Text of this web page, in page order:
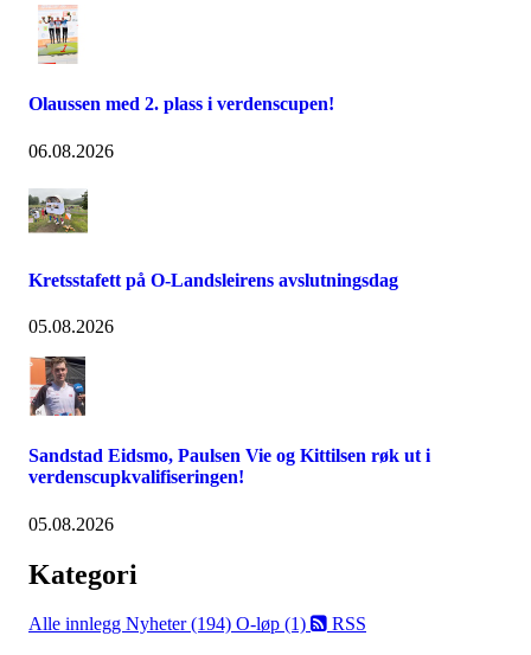
Olaussen med 2. plass i verdenscupen!
06.08.2026
Kretsstafett på O-Landsleirens avslutningsdag
05.08.2026
Sandstad Eidsmo, Paulsen Vie og Kittilsen røk ut i
verdenscupkvalifiseringen!
05.08.2026
Kategori
Alle innlegg Nyheter (194) O-løp (1) RSS